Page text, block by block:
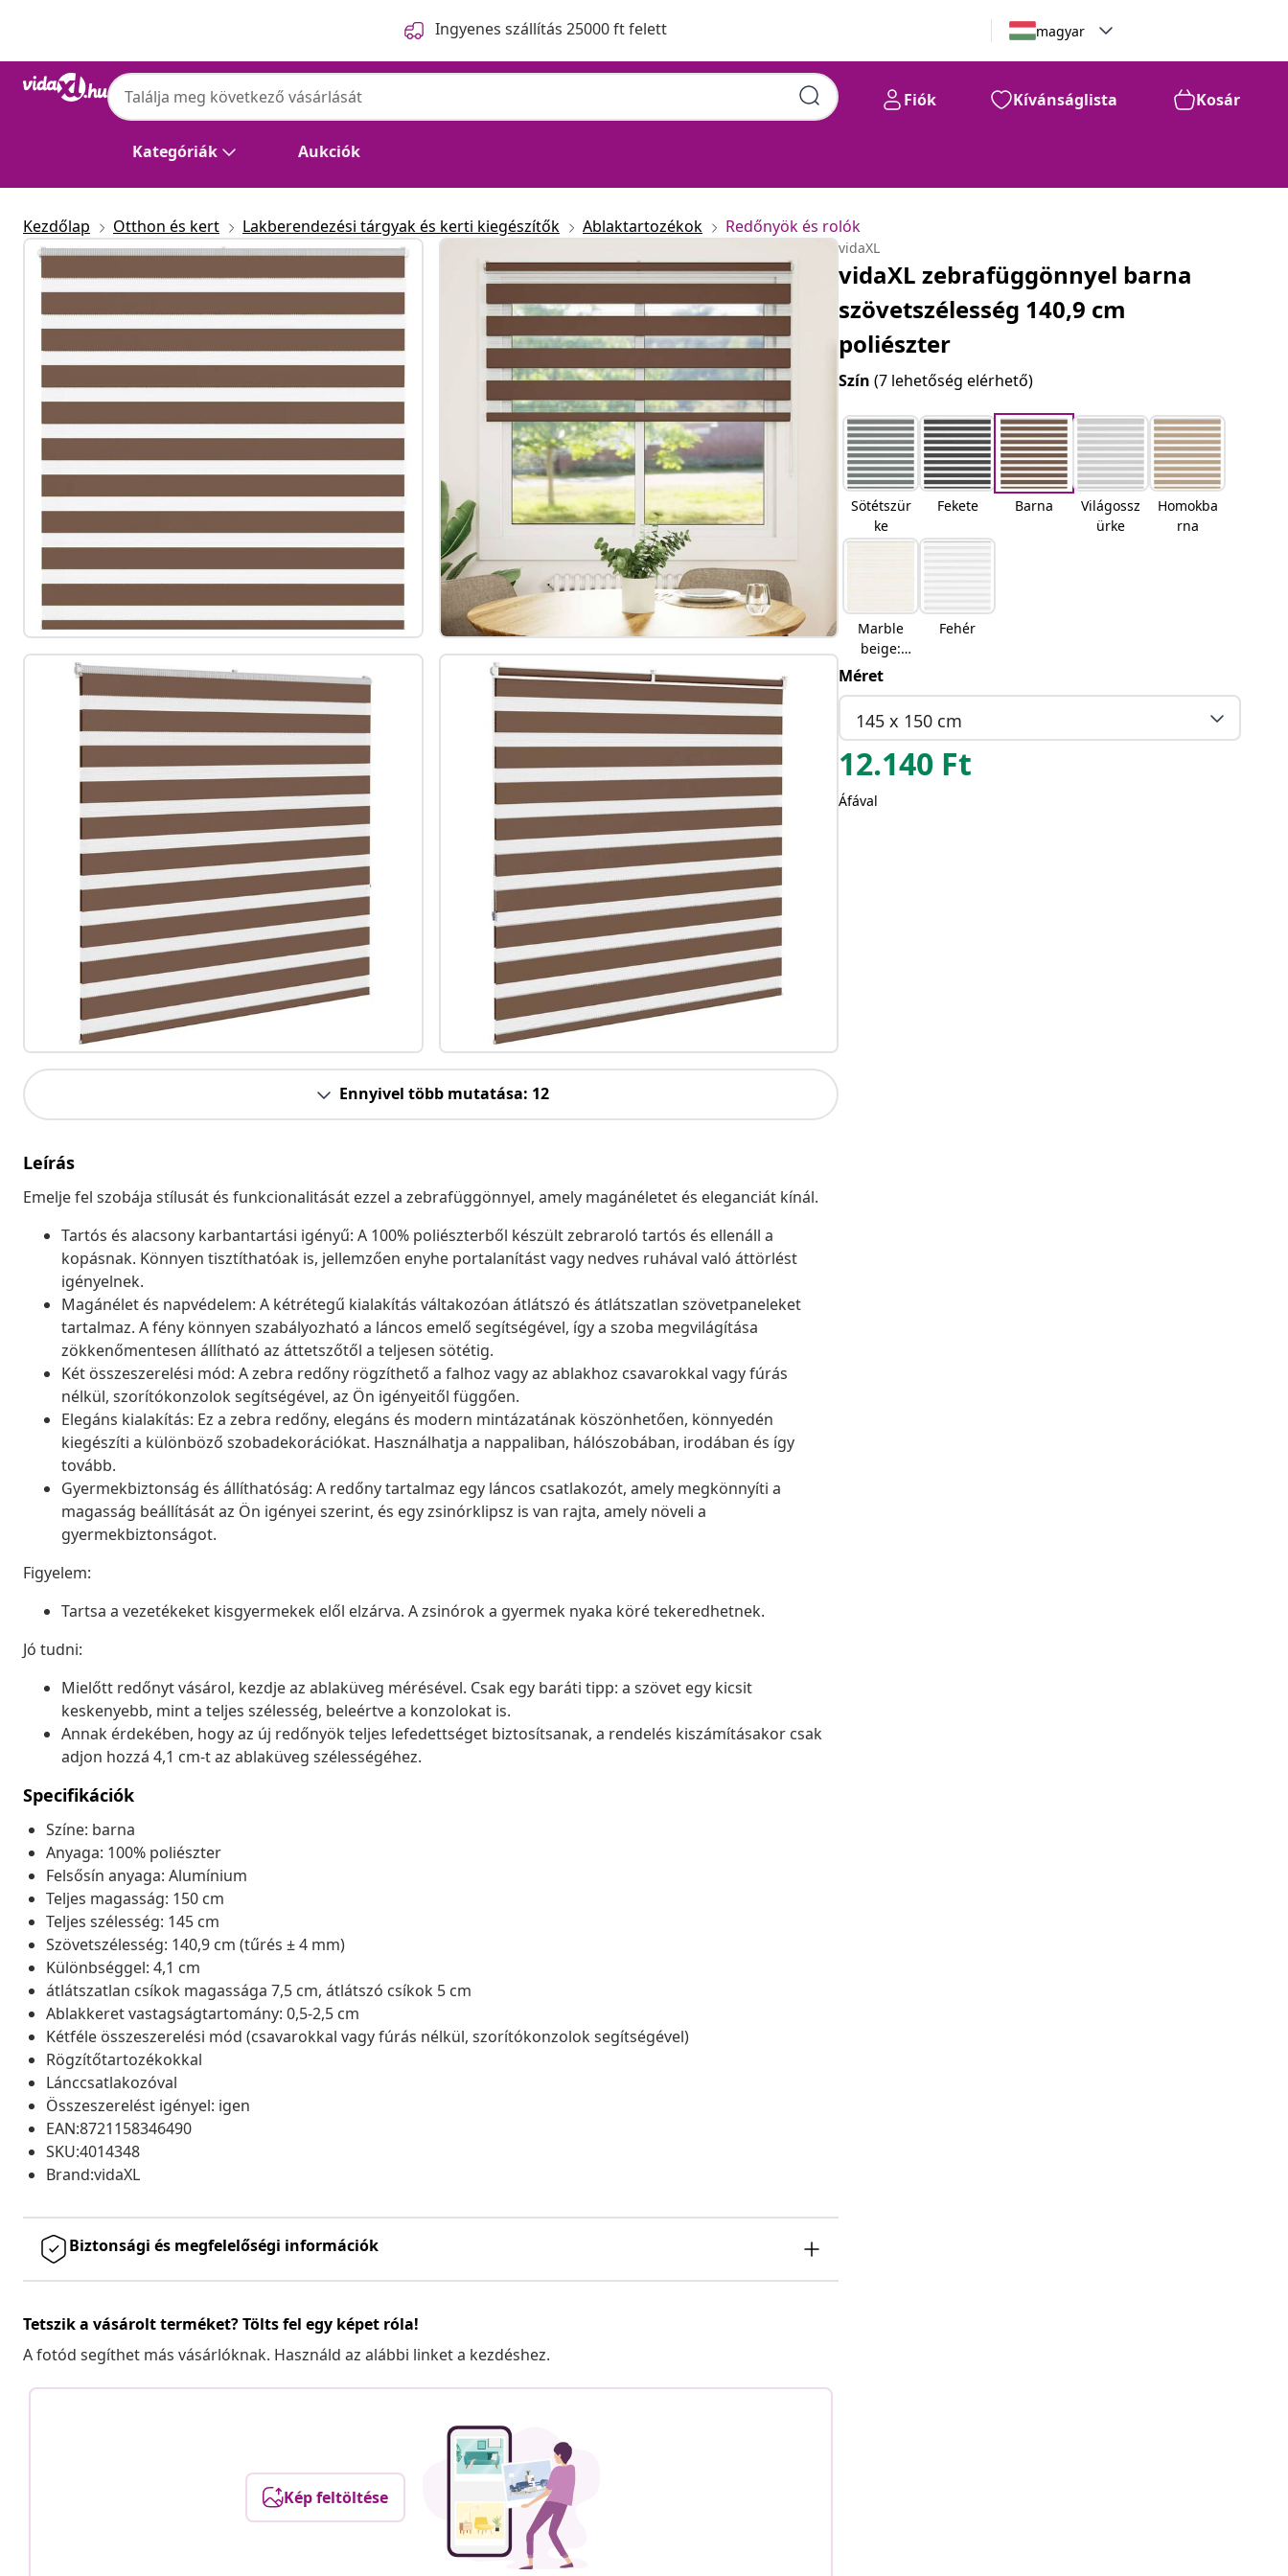
Ingyenes szállítás 25000 ft felett magyar
Kategóriák Aukciók
Fiók Kívánságlista Kosár
Kezdőlap Otthon és kert Lakberendezési tárgyak és kerti kiegészítők Ablaktartozékok Redőnyök és rolók
Ennyivel több mutatása: 12
Leírás
Emelje fel szobája stílusát és funkcionalitását ezzel a zebrafüggönnyel, amely magánéletet és eleganciát kínál.
Tartós és alacsony karbantartási igényű: A 100% poliészterből készült zebraroló tartós és ellenáll a
kopásnak. Könnyen tisztíthatóak is, jellemzően enyhe portalanítást vagy nedves ruhával való áttörlést
igényelnek.
Magánélet és napvédelem: A kétrétegű kialakítás váltakozóan átlátszó és átlátszatlan szövetpaneleket
tartalmaz. A fény könnyen szabályozható a láncos emelő segítségével, így a szoba megvilágítása
zökkenőmentesen állítható az áttetszőtől a teljesen sötétig.
Két összeszerelési mód: A zebra redőny rögzíthető a falhoz vagy az ablakhoz csavarokkal vagy fúrás
nélkül, szorítókonzolok segítségével, az Ön igényeitől függően.
Elegáns kialakítás: Ez a zebra redőny, elegáns és modern mintázatának köszönhetően, könnyedén
kiegészíti a különböző szobadekorációkat. Használhatja a nappaliban, hálószobában, irodában és így
tovább.
Gyermekbiztonság és állíthatóság: A redőny tartalmaz egy láncos csatlakozót, amely megkönnyíti a
magasság beállítását az Ön igényei szerint, és egy zsinórklipsz is van rajta, amely növeli a
gyermekbiztonságot.
Figyelem:
Tartsa a vezetékeket kisgyermekek elől elzárva. A zsinórok a gyermek nyaka köré tekeredhetnek.
Jó tudni:
Mielőtt redőnyt vásárol, kezdje az ablaküveg mérésével. Csak egy baráti tipp: a szövet egy kicsit
keskenyebb, mint a teljes szélesség, beleértve a konzolokat is.
Annak érdekében, hogy az új redőnyök teljes lefedettséget biztosítsanak, a rendelés kiszámításakor csak
adjon hozzá 4,1 cm-t az ablaküveg szélességéhez.
Specifikációk
Színe: barna
Anyaga: 100% poliészter
Felsősín anyaga: Alumínium
Teljes magasság: 150 cm
Teljes szélesség: 145 cm
Szövetszélesség: 140,9 cm (tűrés ± 4 mm)
Különbséggel: 4,1 cm
átlátszatlan csíkok magassága 7,5 cm, átlátszó csíkok 5 cm
Ablakkeret vastagságtartomány: 0,5-2,5 cm
Kétféle összeszerelési mód (csavarokkal vagy fúrás nélkül, szorítókonzolok segítségével)
Rögzítőtartozékokkal
Lánccsatlakozóval
Összeszerelést igényel: igen
EAN:8721158346490
SKU:4014348
Brand:vidaXL
Biztonsági és megfelelőségi információk
Tetszik a vásárolt terméket? Tölts fel egy képet róla!
A fotód segíthet más vásárlóknak. Használd az alábbi linket a kezdéshez.
Kép feltöltése
vidaXL
vidaXL zebrafüggönnyel barna
szövetszélesség 140,9 cm
poliészter
Szín(7 lehetőség elérhető)
Sötétszür
ke
Fekete Barna
Világossz
ürke
Homokba
rna
Marble
beige:
Márvány
Fehér
Méret
145 x 150 cm
12.140 Ft
Áfával